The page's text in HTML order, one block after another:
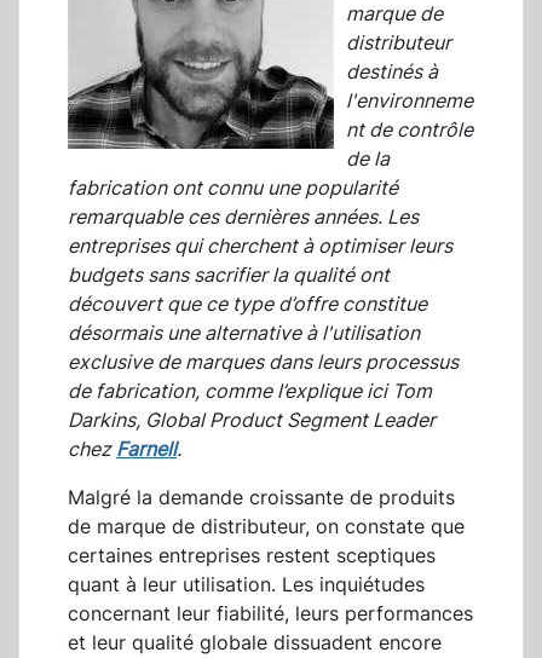
marque de
distributeur
destinés à
l'environneme
nt de contrôle
de la
fabrication ont connu une popularité
remarquable ces dernières années. Les
entreprises qui cherchent à optimiser leurs
budgets sans sacrifier la qualité ont
découvert que ce type d’offre constitue
désormais une alternative à l'utilisation
exclusive de marques dans leurs processus
de fabrication, comme l’explique ici Tom
Darkins, Global Product Segment Leader
chez Farnell.
Malgré la demande croissante de produits
de marque de distributeur, on constate que
certaines entreprises restent sceptiques
quant à leur utilisation. Les inquiétudes
concernant leur fiabilité, leurs performances
et leur qualité globale dissuadent encore